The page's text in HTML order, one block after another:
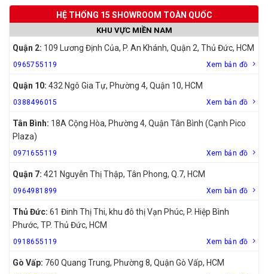
HỆ THỐNG 15 SHOWROOM TOÀN QUỐC
KHU VỰC MIỀN NAM
Quận 2: 109 Lương Định Của, P. An Khánh, Quận 2, Thủ Đức, HCM
0965755119 Xem bản đồ
Quận 10: 432 Ngô Gia Tự, Phường 4, Quận 10, HCM
0388496015 Xem bản đồ
Tân Bình: 18A Cộng Hòa, Phường 4, Quận Tân Bình (Cạnh Pico
Plaza)
0971655119 Xem bản đồ
Quận 7: 421 Nguyễn Thị Thập, Tân Phong, Q.7, HCM
0964981899 Xem bản đồ
Thủ Đức: 61 Đinh Thị Thi, khu đô thị Vạn Phúc, P. Hiệp Bình
Phước, TP. Thủ Đức, HCM
0918655119 Xem bản đồ
Gò Vấp: 760 Quang Trung, Phường 8, Quận Gò Vấp, HCM